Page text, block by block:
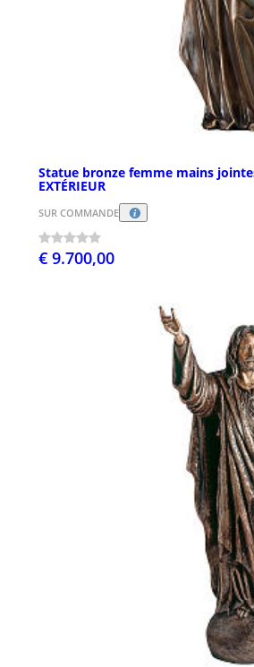
Statue bronze femme mains
EXTÉRIEUR
SUR COMMANDE
€ 9.700,00